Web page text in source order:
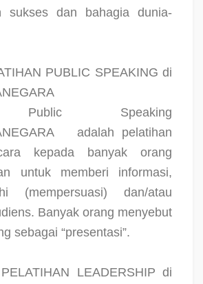
sukses dan bahagia dunia-
PUBLIC SPEAKING di
Public Speaking
adalah pelatihan
kepada banyak orang
untuk memberi informasi,
(mempersuasi) dan/atau
Banyak orang menyebut
sebagai “presentasi”.
PELATIHAN LEADERSHIP di